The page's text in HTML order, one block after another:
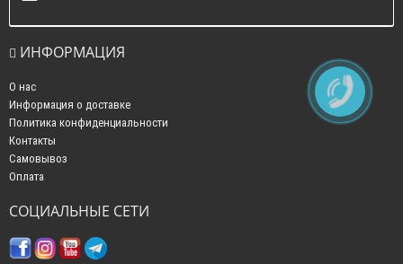
ИНФОРМАЦИЯ
О нас
Информация о доставке
Политика конфиденциальности
Контакты
Самовывоз
Оплата
СОЦИАЛЬНЫЕ СЕТИ